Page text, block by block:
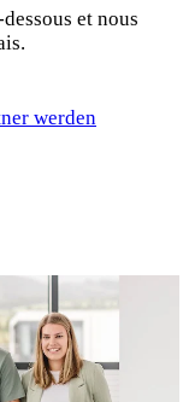
et nous
werden